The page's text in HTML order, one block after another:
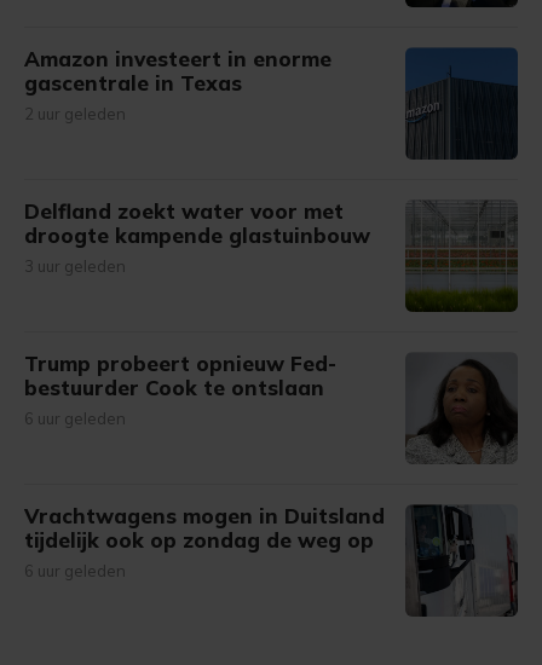
Amazon investeert in enorme
gascentrale in Texas
2 uur geleden
Delfland zoekt water voor met
droogte kampende glastuinbouw
3 uur geleden
Trump probeert opnieuw Fed-
bestuurder Cook te ontslaan
6 uur geleden
Vrachtwagens mogen in Duitsland
tijdelijk ook op zondag de weg op
6 uur geleden